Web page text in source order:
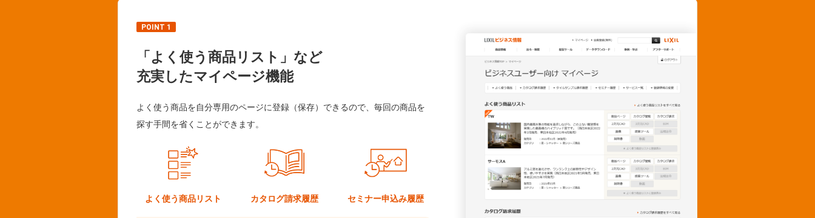
POINT 1
「よく使う商品リスト」など
充実したマイページ機能
よく使う商品を自分専用のページに登録（保存）できるので、毎回の商品を
探す手間を省くことができます。
よく使う商品リスト カタログ請求履歴 セミナー申込み履歴